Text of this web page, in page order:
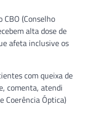
(Conselho
alta dose de
afeta inclusive os
com queixa de
comenta, atendi
Coerência Óptica)